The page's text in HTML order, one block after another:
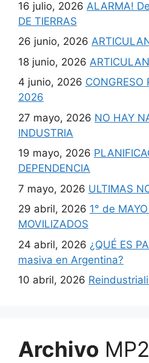
16 julio, 2026 ALARMA!
DE TIERRAS
26 junio, 2026
18 junio, 2026
4 junio, 2026 CONGRESO
2026
27 mayo, 2026 NO HAY
INDUSTRIA
19 mayo, 2026
DEPENDENCIA
7 mayo, 2026 ULTIMAS
29 abril, 2026 1° de
MOVILIZADOS
24 abril, 2026 ¿QUÉ ES
masiva en Argentina?
10 abril, 2026
Archivo